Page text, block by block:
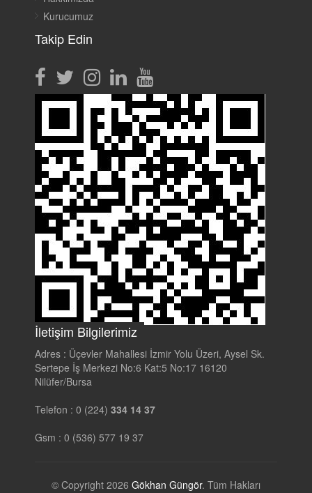
Kurucumuz
Takip Edin
İletişim Bilgilerimiz
Adres : Üçevler Mahallesi İzmir Yolu Üzeri, Aysel Sk.
Sertepe İş Merkezi No:6 Kat:5 No:17 16120
Nilüfer/Bursa
Telefon : 0 (224) 334 14 37
Gsm : 0 (536) 577 19 37
© Copyright 2026 Gökhan Güngör. Tüm Hakları